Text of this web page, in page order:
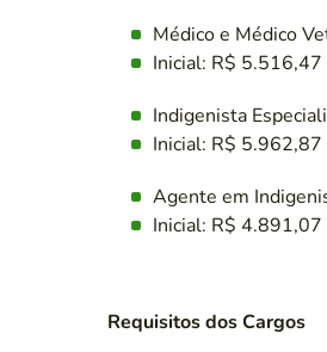
Médico e Médico
Inicial: R$
Indigenista
Inicial: R$
Agente em
Inicial: R$
Requisitos dos Cargos